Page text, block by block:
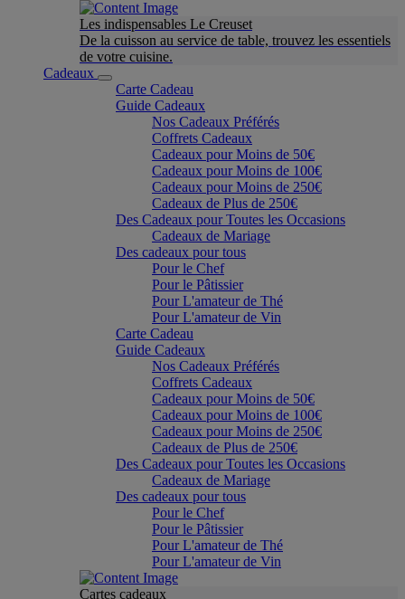
Les indispensables Le Creuset
De la cuisson au service de table, trouvez les essentiels
de votre cuisine.
Cadeaux
Carte Cadeau
Guide Cadeaux
Nos Cadeaux Préférés
Coffrets Cadeaux
Cadeaux pour Moins de 50€
Cadeaux pour Moins de 100€
Cadeaux pour Moins de 250€
Cadeaux de Plus de 250€
Des Cadeaux pour Toutes les Occasions
Cadeaux de Mariage
Des cadeaux pour tous
Pour le Chef
Pour le Pâtissier
Pour L'amateur de Thé
Pour L'amateur de Vin
Carte Cadeau
Guide Cadeaux
Nos Cadeaux Préférés
Coffrets Cadeaux
Cadeaux pour Moins de 50€
Cadeaux pour Moins de 100€
Cadeaux pour Moins de 250€
Cadeaux de Plus de 250€
Des Cadeaux pour Toutes les Occasions
Cadeaux de Mariage
Des cadeaux pour tous
Pour le Chef
Pour le Pâtissier
Pour L'amateur de Thé
Pour L'amateur de Vin
Cartes cadeaux